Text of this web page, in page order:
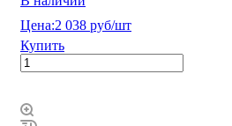
Цена:2 038 руб/шт
Купить